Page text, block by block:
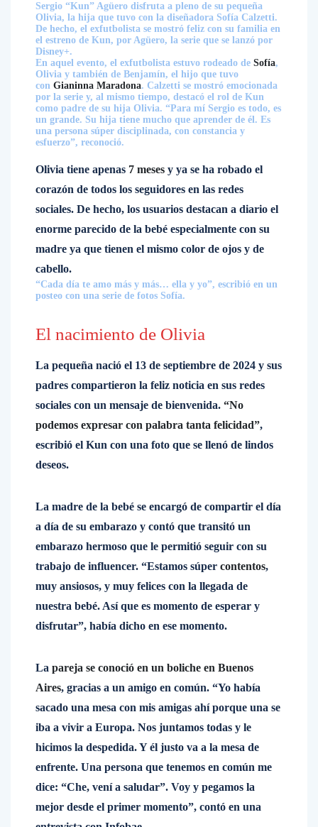
Sergio “Kun” Agüero disfruta a pleno de su pequeña
Olivia, la hija que tuvo con la diseñadora Sofía Calzetti.
De hecho, el exfutbolista se mostró feliz con su familia en
el estreno de Kun, por Agüero, la serie que se lanzó por
Disney+.
En aquel evento, el exfutbolista estuvo rodeado de Sofía,
Olivia y también de Benjamín, el hijo que tuvo
con Gianinna Maradona. Calzetti se mostró emocionada
por la serie y, al mismo tiempo, destacó el rol de Kun
como padre de su hija Olivia. “Para mí Sergio es todo, es
un grande. Su hija tiene mucho que aprender de él. Es
una persona súper disciplinada, con constancia y
esfuerzo”, reconoció.
Olivia tiene apenas 7 meses y ya se ha robado el
corazón de todos los seguidores en las redes
sociales. De hecho, los usuarios destacan a diario el
enorme parecido de la bebé especialmente con su
madre ya que tienen el mismo color de ojos y de
cabello.
“Cada día te amo más y más… ella y yo”, escribió en un
posteo con una serie de fotos Sofía.
El nacimiento de Olivia
La pequeña nació el 13 de septiembre de 2024 y sus
padres compartieron la feliz noticia en sus redes
sociales con un mensaje de bienvenida. “No
podemos expresar con palabra tanta felicidad”,
escribió el Kun con una foto que se llenó de lindos
deseos.
La madre de la bebé se encargó de compartir el día
a día de su embarazo y contó que transitó un
embarazo hermoso que le permitió seguir con su
trabajo de influencer. “Estamos súper contentos,
muy ansiosos, y muy felices con la llegada de
nuestra bebé. Así que es momento de esperar y
disfrutar”, había dicho en ese momento.
La pareja se conoció en un boliche en Buenos
Aires, gracias a un amigo en común. “Yo había
sacado una mesa con mis amigas ahí porque una se
iba a vivir a Europa. Nos juntamos todas y le
hicimos la despedida. Y él justo va a la mesa de
enfrente. Una persona que tenemos en común me
dice: “Che, vení a saludar”. Voy y pegamos la
mejor desde el primer momento”, contó en una